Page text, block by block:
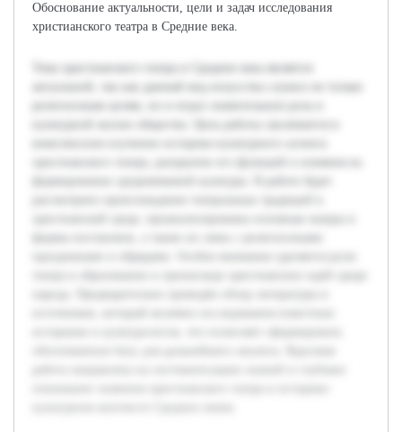
Обоснование актуальности, цели и задач исследования
христианского театра в Средние века.